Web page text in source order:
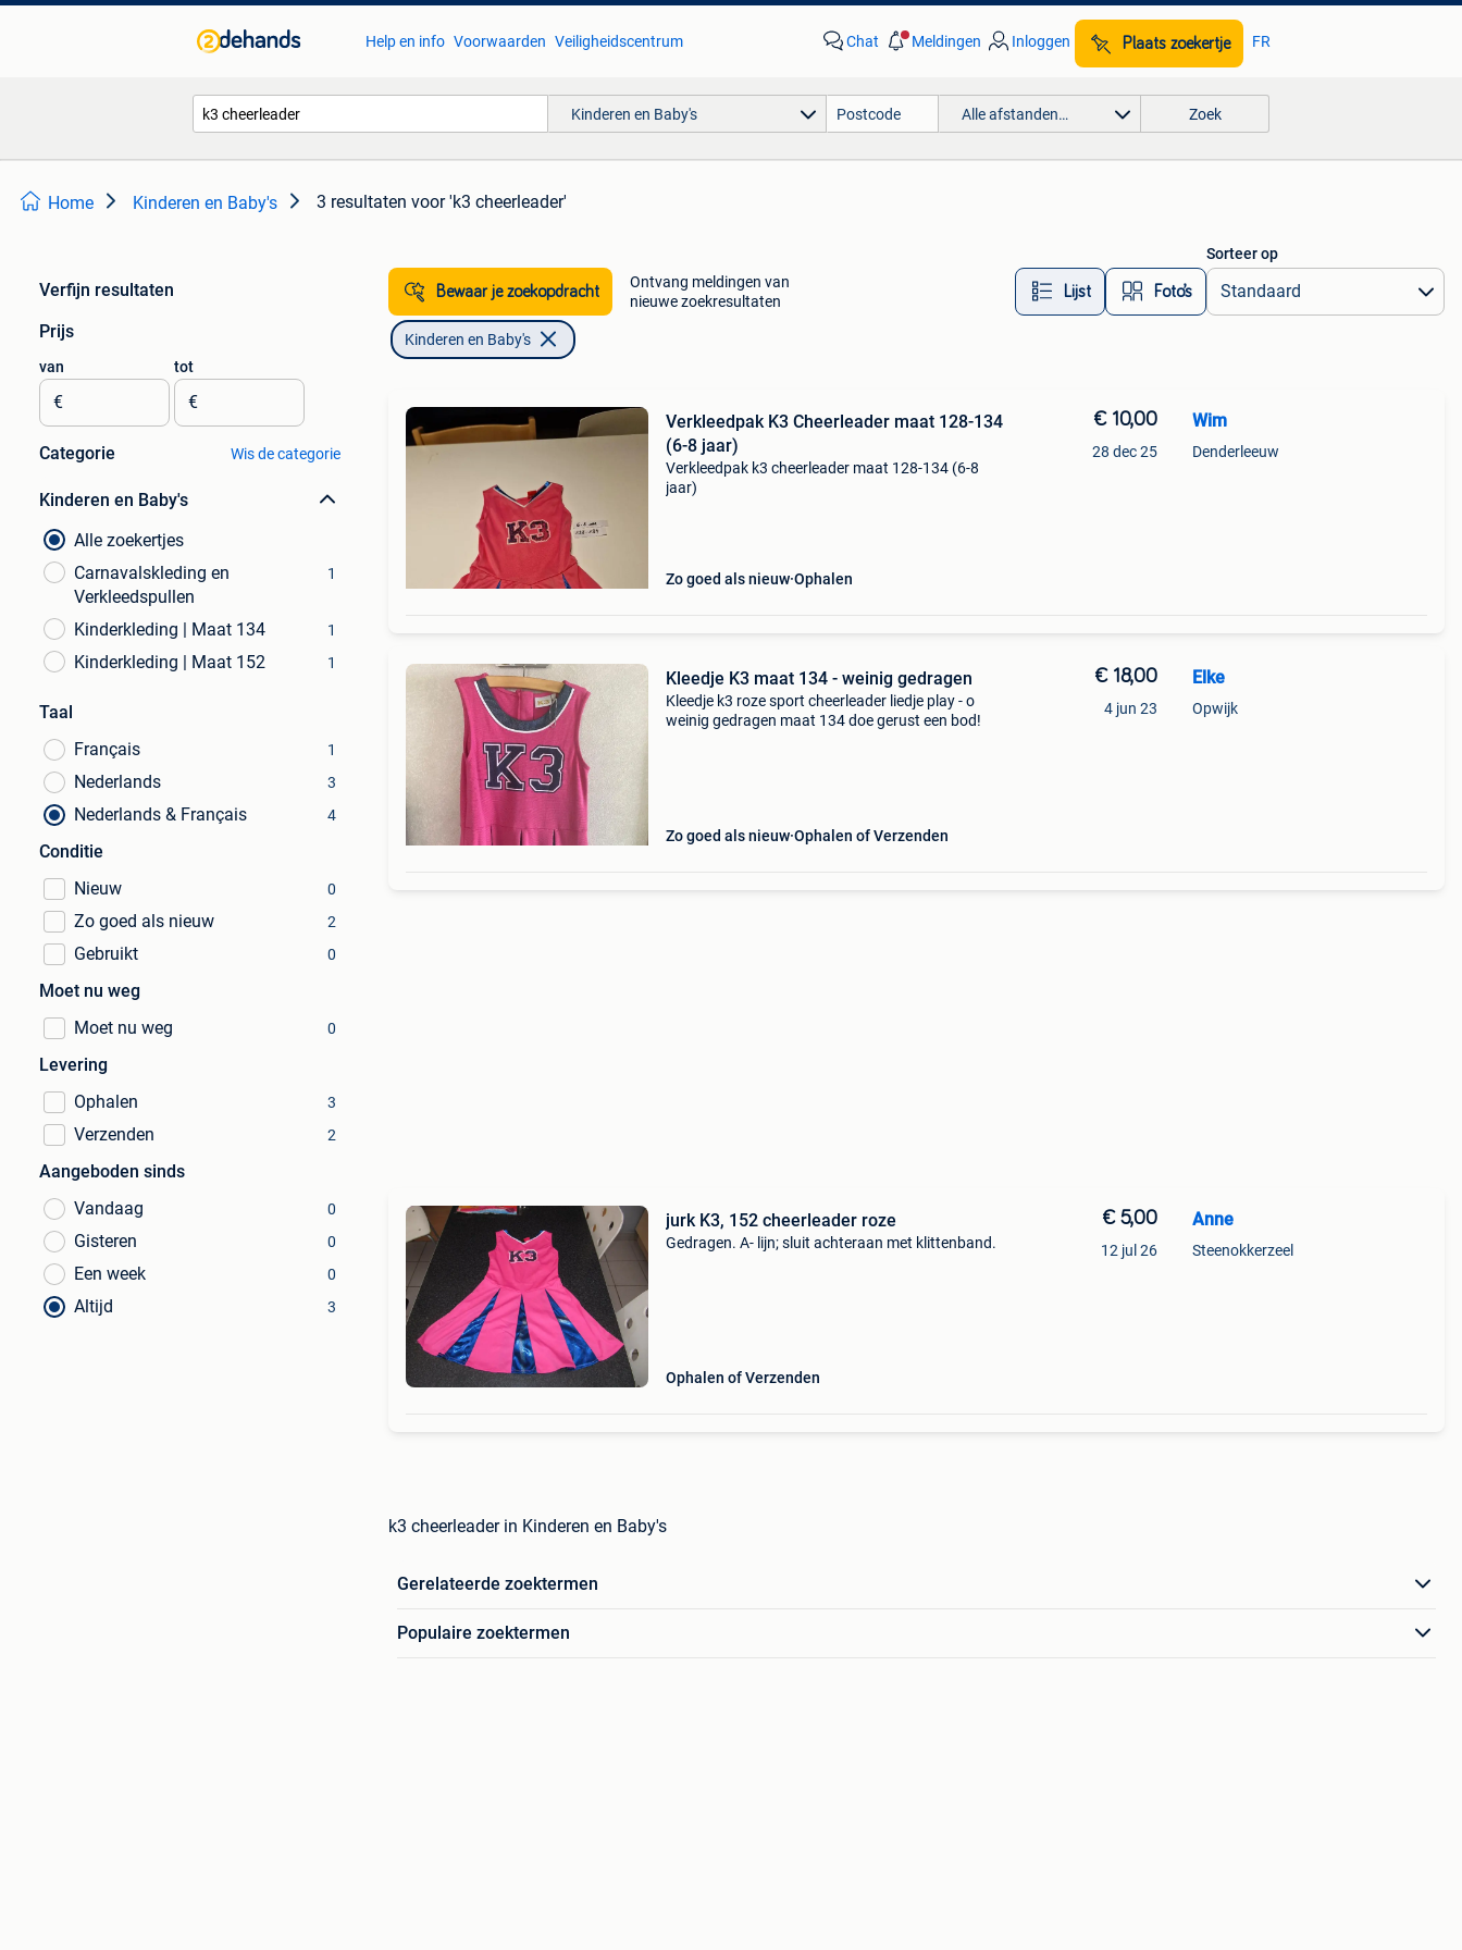
Help en info Voorwaarden Veiligheidscentrum Chat Meldingen Inloggen Plaats zoekertje FR
Kinderen en Baby's Alle afstanden… Zoek
Home Kinderen en Baby's 3 resultaten voor 'k3 cheerleader'
Verfijn resultaten
Prijs
van
€
tot
€
Categorie Wis de categorie
Kinderen en Baby's
Alle zoekertjes
Carnavalskleding en
Verkleedspullen
1
Kinderkleding | Maat 134 1
Kinderkleding | Maat 152 1
Taal
Français
1
Nederlands 3
Nederlands & Français 4
Conditie
Nieuw
0
Zo goed als nieuw 2
Gebruikt 0
Moet nu weg
Moet nu weg
0
Levering
Ophalen
3
Verzenden 2
Aangeboden sinds
Vandaag
0
Gisteren 0
Een week 0
Altijd 3
Bewaar je zoekopdracht
Ontvang meldingen van
nieuwe zoekresultaten
Lijst Foto’s
Sorteer op
Kinderen en Baby's
Verkleedpak K3 Cheerleader maat 128-134
(6-8 jaar)
Verkleedpak k3 cheerleader maat 128-134 (6-8
jaar)
Zo goed als nieuw Ophalen
€ 10,00
28 dec 25
Wim
Denderleeuw
Kleedje K3 maat 134 - weinig gedragen
Kleedje k3 roze sport cheerleader liedje play - o
weinig gedragen maat 134 doe gerust een bod!
Zo goed als nieuw Ophalen of Verzenden
€ 18,00
4 jun 23
Elke
Opwijk
jurk K3, 152 cheerleader roze
Gedragen. A- lijn; sluit achteraan met klittenband.
Ophalen of Verzenden
€ 5,00
12 jul 26
Anne
Steenokkerzeel
k3 cheerleader in Kinderen en Baby's
Gerelateerde zoektermen
Populaire zoektermen